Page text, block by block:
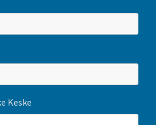
Keske